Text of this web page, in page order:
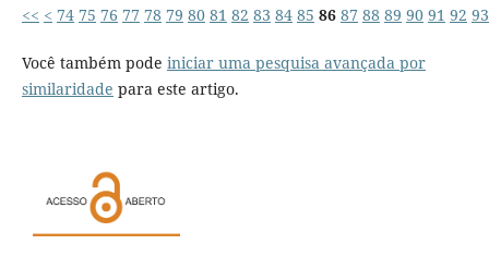
<< < 74 75 76 77 78 79 80 81 82 83 84 85 86 87 88 89 90 91 92 93
Você também pode iniciar uma pesquisa avançada por
similaridade para este artigo.